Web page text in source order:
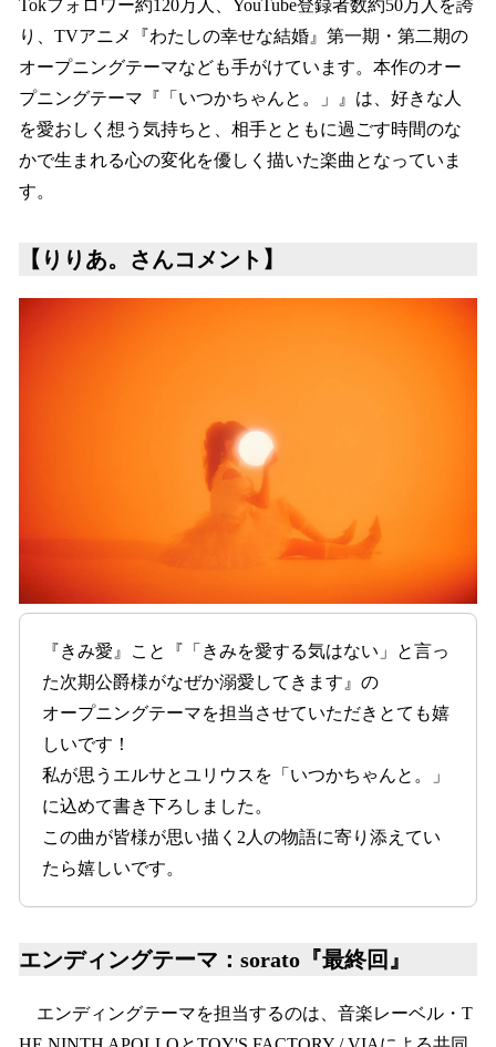
Tokフォロワー約120万人、YouTube登録者数約50万人を誇
り、TVアニメ『わたしの幸せな結婚』第一期・第二期の
オープニングテーマなども手がけています。本作のオー
プニングテーマ『「いつかちゃんと。」』は、好きな人
を愛おしく想う気持ちと、相手とともに過ごす時間のな
かで生まれる心の変化を優しく描いた楽曲となっていま
す。
【りりあ。さんコメント】
『きみ愛』こと『「きみを愛する気はない」と言っ
た次期公爵様がなぜか溺愛してきます』の
オープニングテーマを担当させていただきとても嬉
しいです！
私が思うエルサとユリウスを「いつかちゃんと。」
に込めて書き下ろしました。
この曲が皆様が思い描く2人の物語に寄り添えてい
たら嬉しいです。
エンディングテーマ：sorato『最終回』
エンディングテーマを担当するのは、音楽レーベル・T